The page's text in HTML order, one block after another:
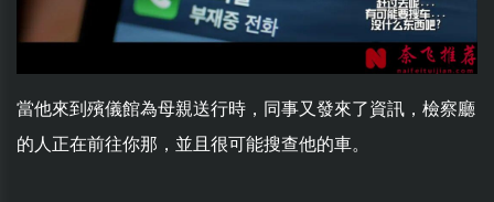
當他來到殯儀館為母親送行時，同事又發來了資訊，檢察廳
的人正在前往你那，並且很可能搜查他的車。